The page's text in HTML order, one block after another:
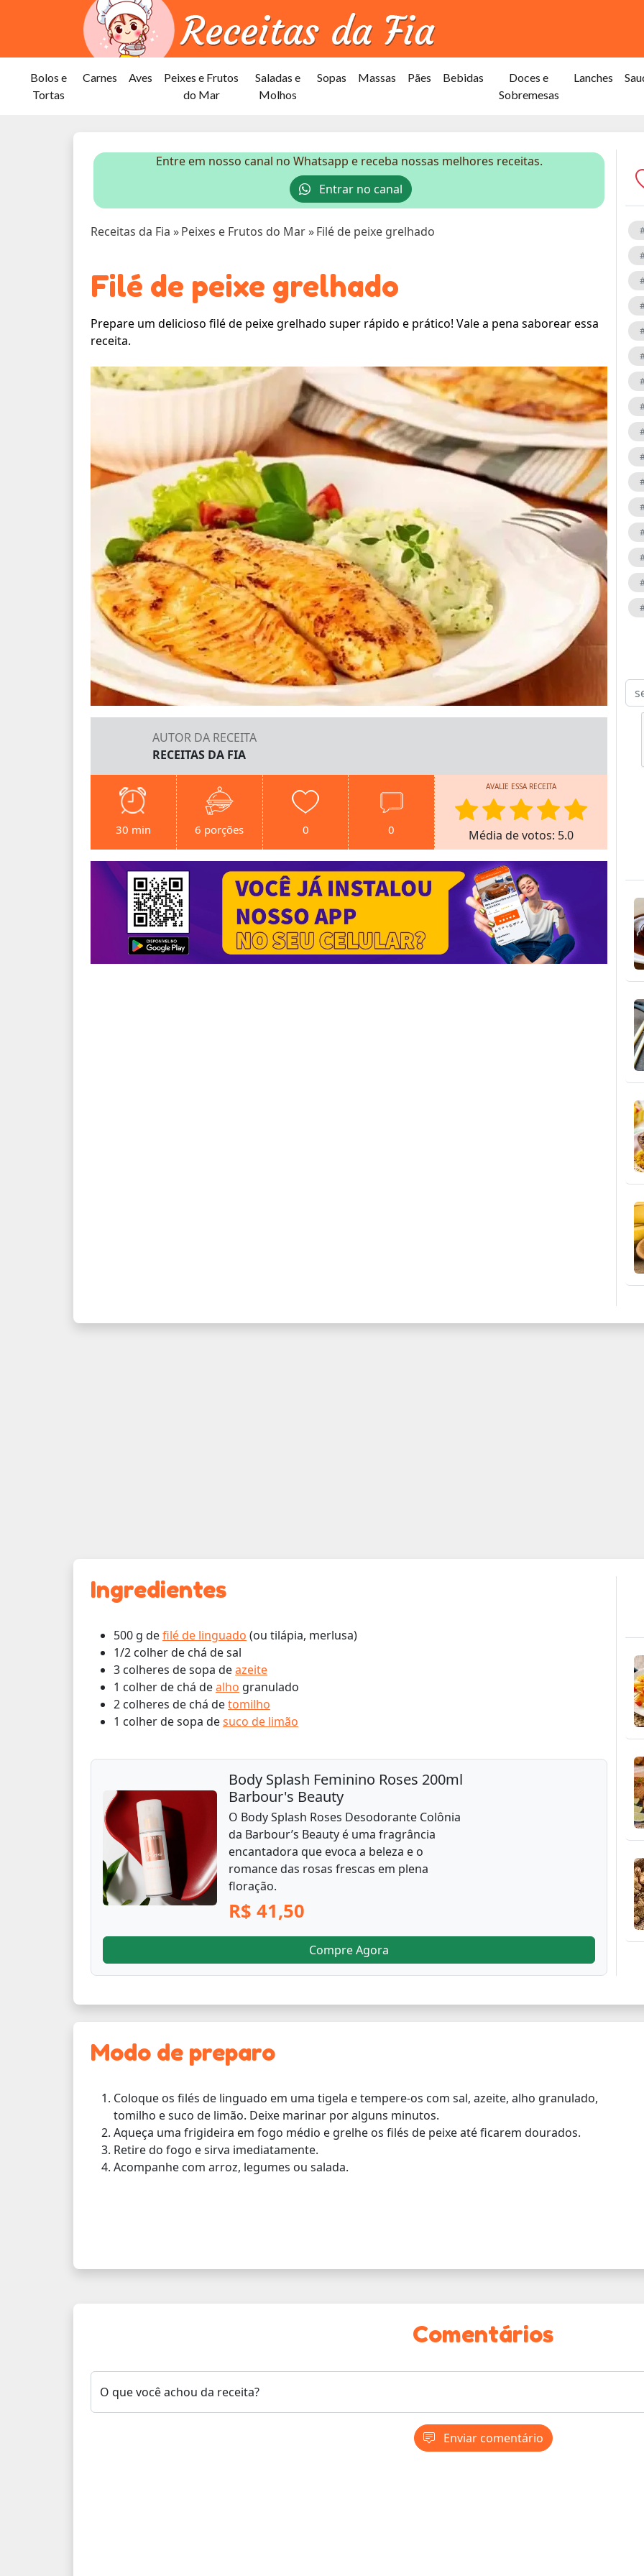
Bolos e
Tortas
Carnes Aves
Peixes e Frutos
do Mar
Saladas e
Molhos
Sopas Massas Pães Bebidas
Doces e
Sobremesas
Lanches
Entre em nosso canal no Whatsapp e receba nossas melhores receitas.
Entrar no canal
Receitas da Fia »Peixes e Frutos do Mar»Filé de peixe grelhado
Filé de peixe grelhado
Prepare um delicioso filé de peixe grelhado super rápido e prático! Vale a pena saborear essa
receita.
AUTOR DA RECEITA
RECEITAS DA FIA
30 min 6 porções 0 0
AVALIE ESSA RECEITA
Média de votos: 5.0
Ingredientes
500 g defilé de linguado (ou tilápia, merlusa)
1/2 colher de chá de sal
3 colheres de sopa deazeite
1 colher de chá dealho granulado
2 colheres de chá detomilho
1 colher de sopa desuco de limão
Body Splash Feminino Roses 200ml
Barbour's Beauty
O Body Splash Roses Desodorante Colônia
da Barbour’s Beauty é uma fragrância
encantadora que evoca a beleza e o
romance das rosas frescas em plena
floração.
R$ 41,50
Compre Agora
Modo de preparo
Coloque os filés de linguado em uma tigela e tempere-os com sal, azeite, alho granulado,
tomilho e suco de limão. Deixe marinar por alguns minutos.
Aqueça uma frigideira em fogo médio e grelhe os filés de peixe até ficarem dourados.
Retire do fogo e sirva imediatamente.
Acompanhe com arroz, legumes ou salada.
Comentários
O que você achou da receita?
Enviar comentário